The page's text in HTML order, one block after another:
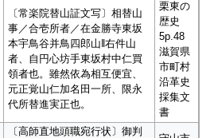
〔常楽院替山証文写〕相替山
事／合壱所者／在金勝寺東坂
本宇鳥谷并鳥四郎山‖右件山
者、自円心坊手東坂村中仁買
領者也。雖然依為相互便宜、
元正覚山仁加名田一所、限永
代所替進実正也。
栗東の
歴史
5p.48
滋賀県
市町村
沿革史
採集文
書
〔高師直地頭職宛行状〕御判